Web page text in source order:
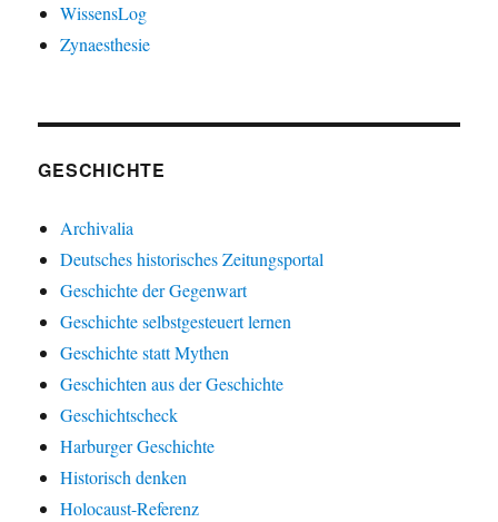
WissensLog
Zynaesthesie
GESCHICHTE
Archivalia
Deutsches historisches Zeitungsportal
Geschichte der Gegenwart
Geschichte selbstgesteuert lernen
Geschichte statt Mythen
Geschichten aus der Geschichte
Geschichtscheck
Harburger Geschichte
Historisch denken
Holocaust-Referenz